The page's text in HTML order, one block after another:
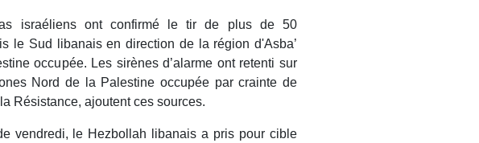
israéliens ont confirmé le tir de plus de 50
le Sud libanais en direction de la région d'Asba’
occupée. Les sirènes d’alarme ont retenti sur
Nord de la Palestine occupée par crainte de
Résistance, ajoutent ces sources.
vendredi, le Hezbollah libanais a pris pour cible